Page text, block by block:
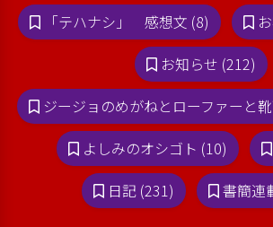
「テハナシ」 感想文 (8)
お知らせ (212)
ジージョのめがねとローファーと
よしみのオシゴト (10)
日記 (231)
書簡連